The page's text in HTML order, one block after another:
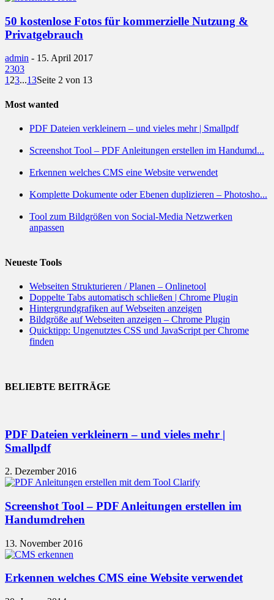
50 kostenlose Fotos für kommerzielle Nutzung &
Privatgebrauch
admin - 15. April 2017
2303
1 23...13Seite 2 von 13
Most wanted
PDF Dateien verkleinern – und vieles mehr | Smallpdf
Screenshot Tool – PDF Anleitungen erstellen im Handumd...
Erkennen welches CMS eine Website verwendet
Komplette Dokumente oder Ebenen duplizieren – Photosho...
Tool zum Bildgrößen von Social-Media Netzwerken
anpassen
Neueste Tools
Webseiten Strukturieren / Planen – Onlinetool
Doppelte Tabs automatisch schließen | Chrome Plugin
Hintergrundgrafiken auf Webseiten anzeigen
Bildgröße auf Webseiten anzeigen – Chrome Plugin
Quicktipp: Ungenutztes CSS und JavaScript per Chrome
finden
BELIEBTE BEITRÄGE
PDF Dateien verkleinern – und vieles mehr |
Smallpdf
2. Dezember 2016
Screenshot Tool – PDF Anleitungen erstellen im
Handumdrehen
13. November 2016
Erkennen welches CMS eine Website verwendet